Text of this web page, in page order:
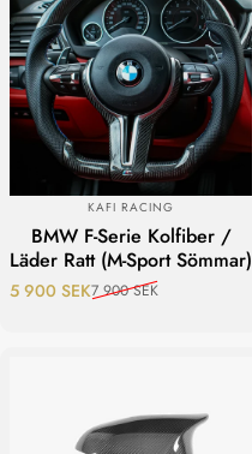
LEVERANTÖR:
KAFI RACING
BMW F-Serie Kolfiber /
Läder Ratt (M-Sport Sömmar)
Reapris
5 900 SEK
Ordinarie pris7 900 SEK